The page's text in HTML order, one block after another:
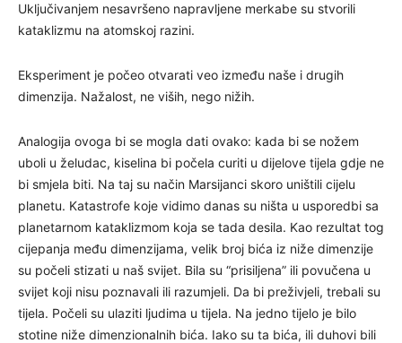
Uključivanjem nesavršeno napravljene merkabe su stvorili
kataklizmu na atomskoj razini.
Eksperiment je počeo otvarati veo između naše i drugih
dimenzija. Nažalost, ne viših, nego nižih.
Analogija ovoga bi se mogla dati ovako: kada bi se nožem
uboli u želudac, kiselina bi počela curiti u dijelove tijela gdje ne
bi smjela biti. Na taj su način Marsijanci skoro uništili cijelu
planetu. Katastrofe koje vidimo danas su ništa u usporedbi sa
planetarnom kataklizmom koja se tada desila. Kao rezultat tog
cijepanja među dimenzijama, velik broj bića iz niže dimenzije
su počeli stizati u naš svijet. Bila su “prisiljena” ili povučena u
svijet koji nisu poznavali ili razumjeli. Da bi preživjeli, trebali su
tijela. Počeli su ulaziti ljudima u tijela. Na jedno tijelo je bilo
stotine niže dimenzionalnih bića. Iako su ta bića, ili duhovi bili